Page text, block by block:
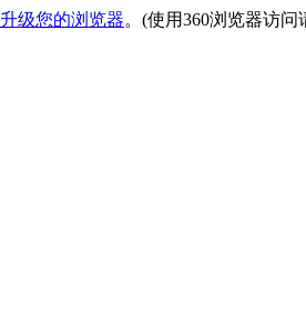
升级您的浏览器。(使用360浏览器访